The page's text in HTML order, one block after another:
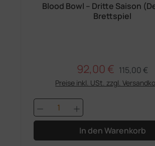
Blood Bowl – Dritte Saison
Brettspiel
Verkaufspreis:
92,00 € Regulärer
115,00 €
Preise inkl. USt. zzgl.
Produkt Anzahl: Gib
In den Warenkorb